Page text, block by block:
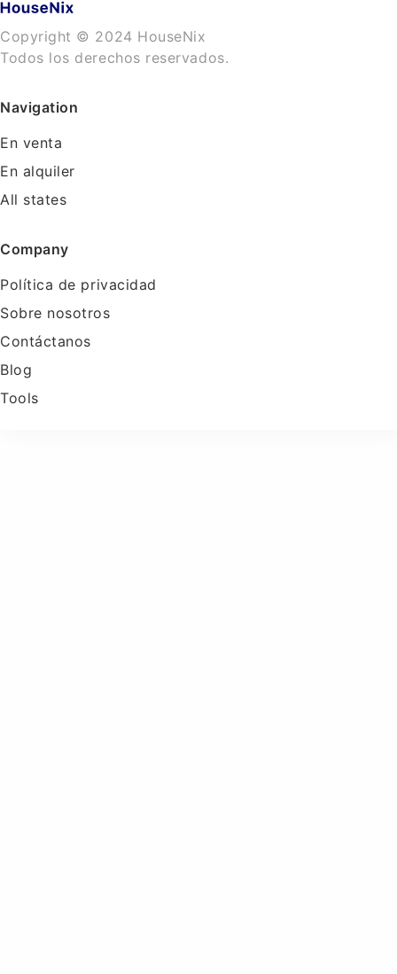
Copyright © 2024 HouseNix
Todos los derechos reservados.
Navigation
En venta
En alquiler
All states
Company
Política de privacidad
Sobre nosotros
Contáctanos
Blog
Tools